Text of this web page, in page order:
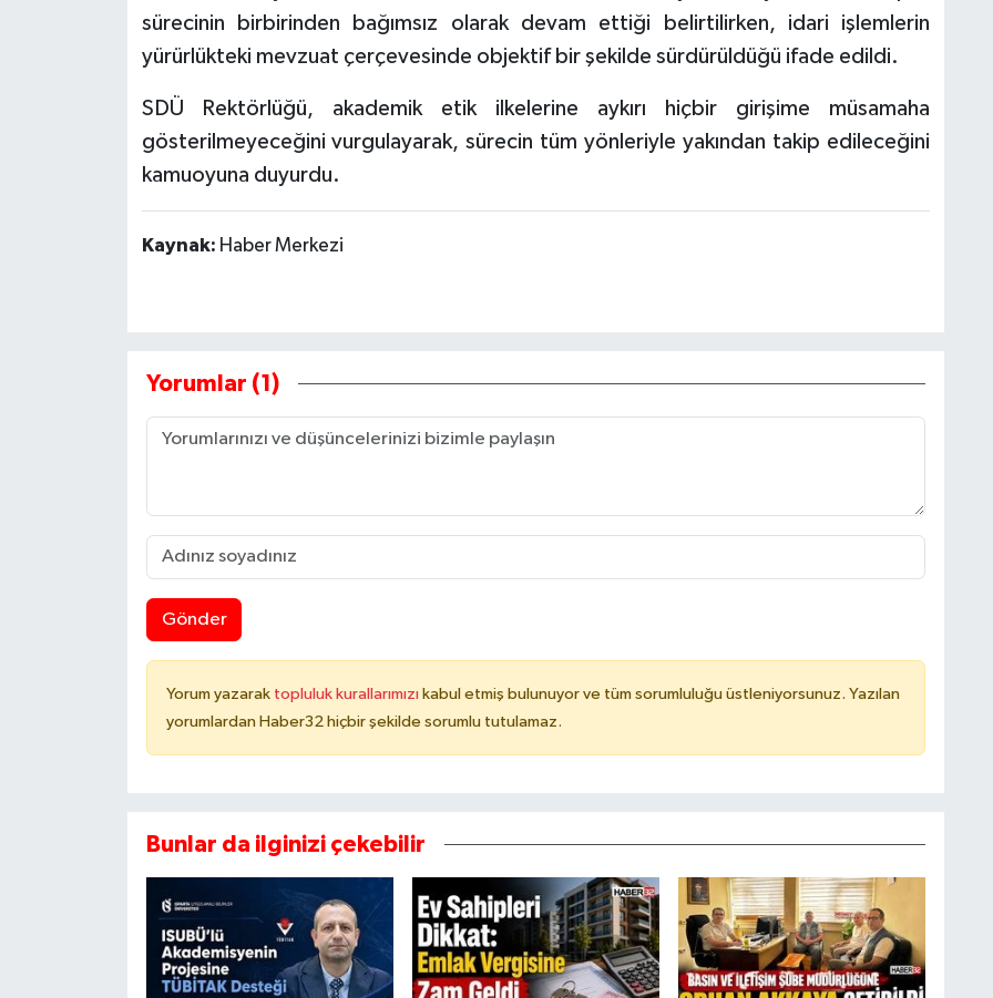
sürecinin birbirinden bağımsız olarak devam ettiği belirtilirken, idari işlemlerin
yürürlükteki mevzuat çerçevesinde objektif bir şekilde sürdürüldüğü ifade edildi.
SDÜ Rektörlüğü, akademik etik ilkelerine aykırı hiçbir girişime müsamaha
gösterilmeyeceğini vurgulayarak, sürecin tüm yönleriyle yakından takip edileceğini
kamuoyuna duyurdu.
Kaynak: Haber Merkezi
Yorumlar (1)
Gönder
Yorum yazarak topluluk kurallarımızı kabul etmiş bulunuyor ve tüm sorumluluğu üstleniyorsunuz. Yazılan
yorumlardan Haber32 hiçbir şekilde sorumlu tutulamaz.
Bunlar da ilginizi çekebilir